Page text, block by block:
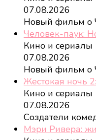
07.08.2026
Новый фильм о
Человек-паук:
Кино и сериалы
07.08.2026
Новый фильм о
Жестокая ночь
Кино и сериалы
07.08.2026
Создатели
Мэри Ривера: